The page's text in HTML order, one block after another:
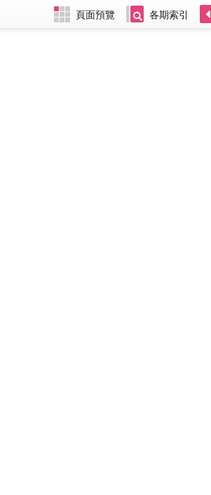
頁面預覽 各期索引